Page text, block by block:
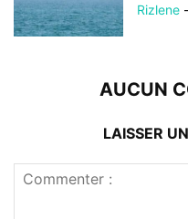
Rizlene -
AUCUN
LAISSER